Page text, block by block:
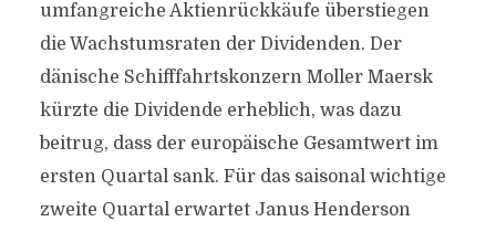
umfangreiche Aktienrückkäufe überstiegen
die Wachstumsraten der Dividenden. Der
dänische Schifffahrtskonzern Moller Maersk
kürzte die Dividende erheblich, was dazu
beitrug, dass der europäische Gesamtwert im
ersten Quartal sank. Für das saisonal wichtige
zweite Quartal erwartet Janus Henderson